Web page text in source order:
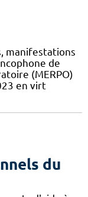
manifestations
de
(MERPO)
en virt
du